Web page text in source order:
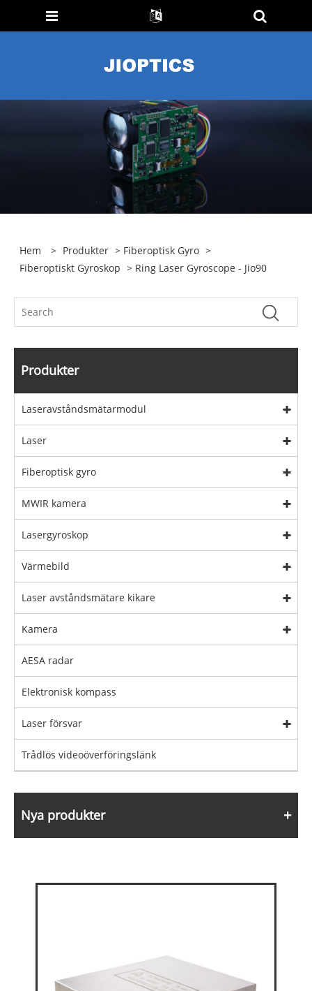
Hem > Produkter > Fiberoptisk Gyro >
Fiberoptiskt Gyroskop > Ring Laser Gyroscope - Jio90
Produkter
Laseravståndsmätarmodul
Laser
Fiberoptisk gyro
MWIR kamera
Lasergyroskop
Värmebild
Laser avståndsmätare kikare
Kamera
AESA radar
Elektronisk kompass
Laser försvar
Trådlös videoöverföringslänk
Nya produkter